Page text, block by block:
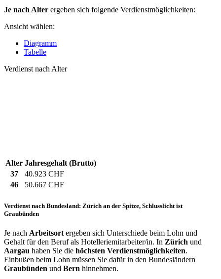
Je nach Alter ergeben sich folgende Verdienstmöglichkeiten:
Ansicht wählen:
Diagramm
Tabelle
Verdienst nach Alter
Alter Jahresgehalt (Brutto)
37
40.923 CHF
46
50.667 CHF
Verdienst nach Bundesland: Zürich an der Spitze, Schlusslicht ist
Graubünden
Je nach Arbeitsort ergeben sich Unterschiede beim Lohn und
Gehalt für den Beruf als Hotelleriemitarbeiter/in. In Zürich und
Aargau haben Sie die höchsten Verdienstmöglichkeiten.
Einbußen beim Lohn müssen Sie dafür in den Bundesländern
Graubünden und Bern hinnehmen.